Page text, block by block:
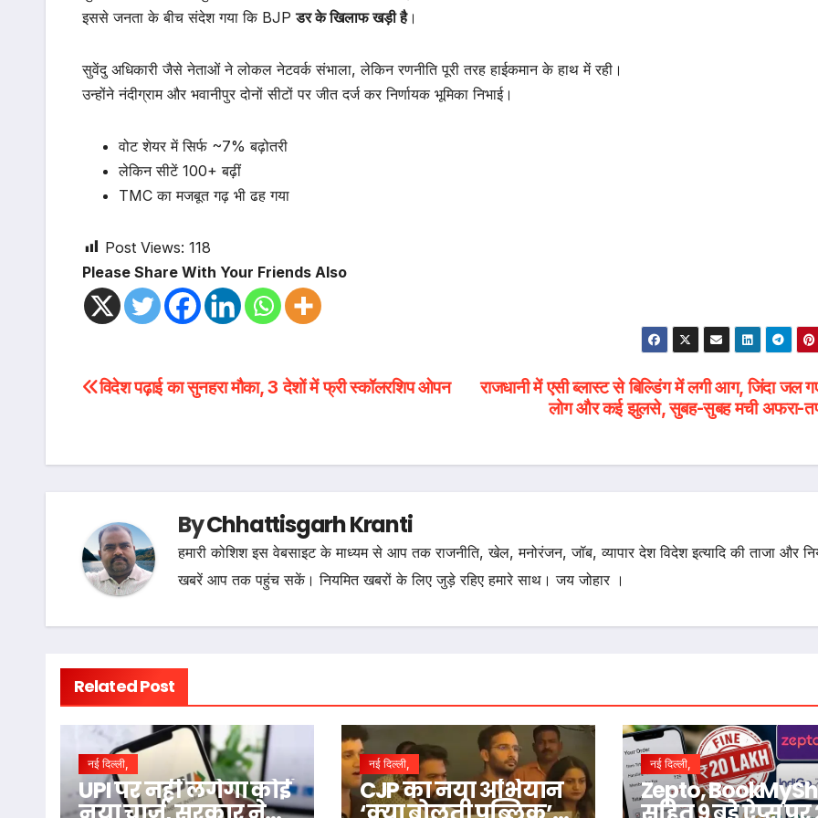
इससे जनता के बीच संदेश गया कि BJPडर के खिलाफ खड़ी है।
सुवेंदु अधिकारी जैसे नेताओं ने लोकल नेटवर्क संभाला, लेकिन रणनीति पूरी तरह हाईकमान के हाथ में रही।
उन्होंने नंदीग्राम और भवानीपुर दोनों सीटों पर जीत दर्ज कर निर्णायक भूमिका निभाई।
वोट शेयर में सिर्फ ~7% बढ़ोतरी
लेकिन सीटें 100+ बढ़ीं
TMC का मजबूत गढ़ भी ढह गया
Post Views: 118
Please Share With Your Friends Also
Post
राजधानी में एसी ब्लास्ट से बिल्डिंग में लगी आग, जिंदा जल
लोग और कई झुलसे, सुबह-सुबह मची अफरा-
विदेश पढ़ाई का सुनहरा मौका, 3 देशों में फ्री स्कॉलरशिप ओपन
ByChhattisgarh Kranti
हमारी कोशिश इस वेबसाइट के माध्यम से आप तक राजनीति, खेल, मनोरंजन, जॉब, व्यापार देश विदेश इत्यादि की ताजा और
खबरें आप तक पहुंच सकें। नियमित खबरों के लिए जुड़े रहिए हमारे साथ। जय जोहार ।
Related Post
नई दिल्ली,
UPI पर नहीं लगेगा कोई
नई दिल्ली,
CJP का नया अभियान
नई दिल्ली,
Zepto,